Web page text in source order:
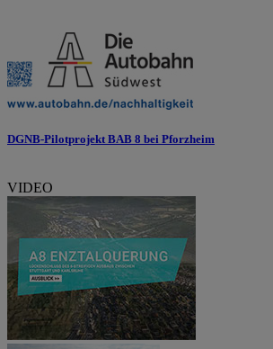
DGNB-Pilotprojekt BAB 8 bei Pforzheim
VIDEO